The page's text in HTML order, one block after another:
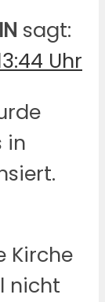
sagt:
Uhr
in
Kirche
nicht